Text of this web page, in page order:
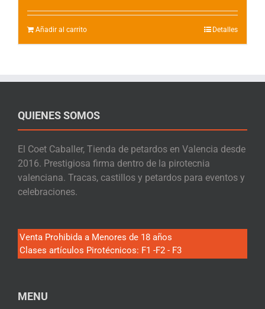
Añadir al carrito Detalles
QUIENES SOMOS
El Coet Caballer, Tienda de petardos en Valencia desde
2016. Prestigiosa firma dentro de la pirotecnia
valenciana. Tracas, castillos y petardos para eventos y
celebraciones.
Venta Prohibida a Menores de 18 años
Clases artículos Pirotécnicos: F1 -F2 - F3
MENU